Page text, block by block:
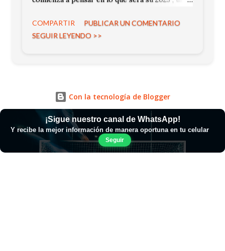
afrontará la Copa Libertadores.
COMPARTIR
PUBLICAR UN COMENTARIO
SEGUIR LEYENDO >>
Con la tecnología de Blogger
¡Sigue nuestro canal de WhatsApp!
Y recibe la mejor información de manera oportuna en tu celular
Seguir